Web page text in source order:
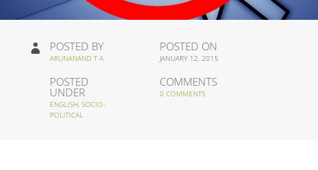
POSTED BY
ARUNANAND T A
POSTED ON
JANUARY 12, 2015
POSTED
UNDER
ENGLISH, SOCIO-
POLITICAL
COMMENTS
0 COMMENTS